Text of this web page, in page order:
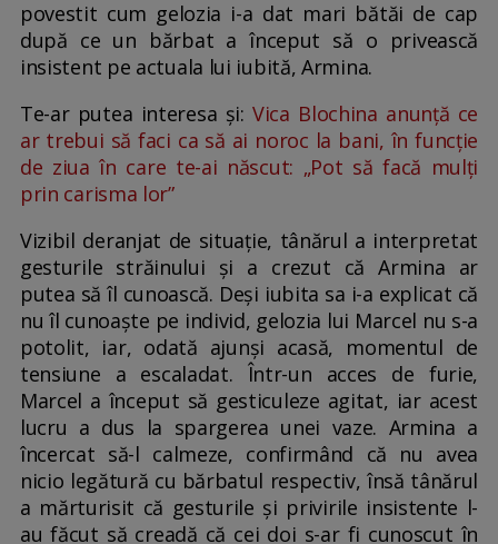
povestit cum gelozia i-a dat mari bătăi de cap
după ce un bărbat a început să o privească
insistent pe actuala lui iubită, Armina.
Te-ar putea interesa și:Vica Blochina anunță ce
ar trebui să faci ca să ai noroc la bani, în funcție
de ziua în care te-ai născut: „Pot să facă mulți
prin carisma lor”
Vizibil deranjat de situație, tânărul a interpretat
gesturile străinului și a crezut că Armina ar
putea să îl cunoască. Deși iubita sa i-a explicat că
nu îl cunoaște pe individ, gelozia lui Marcel nu s-a
potolit, iar, odată ajunși acasă, momentul de
tensiune a escaladat. Într-un acces de furie,
Marcel a început să gesticuleze agitat, iar acest
lucru a dus la spargerea unei vaze. Armina a
încercat să-l calmeze, confirmând că nu avea
nicio legătură cu bărbatul respectiv, însă tânărul
a mărturisit că gesturile și privirile insistente l-
au făcut să creadă că cei doi s-ar fi cunoscut în